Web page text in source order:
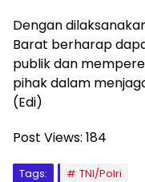
Dengan
Barat berharap
publik dan
pihak dalam
(Edi)
Post Views: 184
Tags: TNI/Polri